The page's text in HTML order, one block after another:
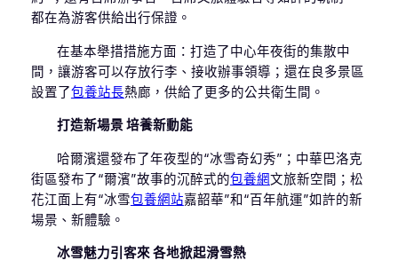
都在為游客供給出行保證。
在基本舉措措施方面：打造了中心年夜街的集散中
間，讓游客可以存放行李、接收辦事領導；還在良多景區
設置了包養站長熱廊，供給了更多的公共衛生間。
打造新場景 培養新動能
哈爾濱還發布了年夜型的“冰雪奇幻秀”；中華巴洛克
街區發布了“爾濱”故事的沉醉式的包養網文旅新空間；松
花江面上有“冰雪包養網站嘉韶華”和“百年航運”如許的新
場景、新體驗。
冰雪魅力引客來 各地掀起滑雪熱